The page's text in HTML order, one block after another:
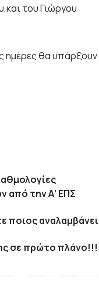
του Γιώργου
ημέρες θα υπάρξουν
από την Α’ ΕΠΣ
ποιος αναλαμβάνει
σε πρώτο πλάνο!!!